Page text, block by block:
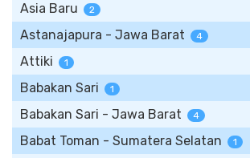
Asia Baru 2
Astanajapura - Jawa Barat 4
Attiki 1
Babakan Sari 1
Babakan Sari - Jawa Barat 4
Babat Toman - Sumatera Selatan 1